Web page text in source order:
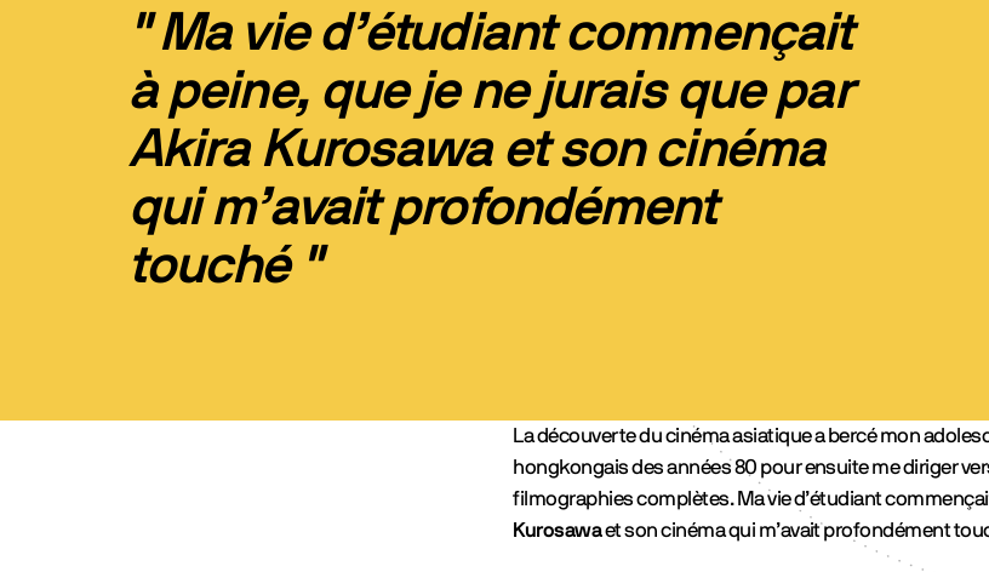
" Ma vie d’étudiant commençait
à peine, que je ne jurais que par
Akira Kurosawa et son cinéma
qui m’avait profondément
touché "
La découverte du cinéma asiatique a bercé mon
hongkongais des années 80 pour ensuite me diriger
filmographies complètes. Ma vie d’étudiant
Kurosawaet son cinéma qui m’avait profondément